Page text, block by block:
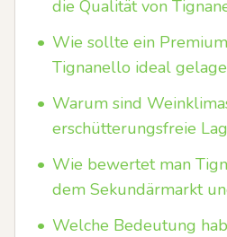
die Qualität von
• Wie sollte ein
Tignanello ideal
• Warum sind
erschütterungsfreie
• Wie bewertet man
dem Sekundärmarkt
• Welche Bedeutung